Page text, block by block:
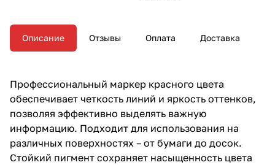
Описание Отзывы Оплата Доставка
Профессиональный маркер красного цвета
обеспечивает четкость линий и яркость оттенков,
позволяя эффективно выделять важную
информацию. Подходит для использования на
различных поверхностях – от бумаги до досок.
Стойкий пигмент сохраняет насыщенность цвета